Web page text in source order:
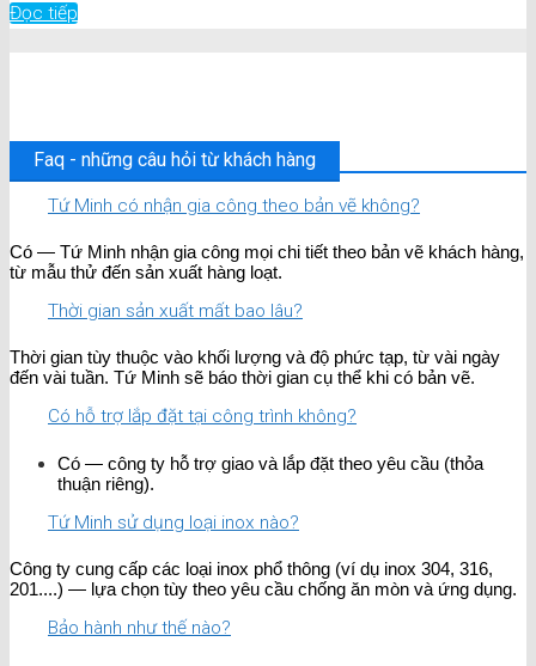
Đọc tiếp
Faq - những câu hỏi từ khách hàng
Tứ Minh có nhận gia công theo bản vẽ không?
Có — Tứ Minh nhận gia công mọi chi tiết theo bản vẽ khách hàng,
từ mẫu thử đến sản xuất hàng loạt.
Thời gian sản xuất mất bao lâu?
Thời gian tùy thuộc vào khối lượng và độ phức tạp, từ vài ngày
đến vài tuần. Tứ Minh sẽ báo thời gian cụ thể khi có bản vẽ.
Có hỗ trợ lắp đặt tại công trình không?
Có — công ty hỗ trợ giao và lắp đặt theo yêu cầu (thỏa
thuận riêng).
Tứ Minh sử dụng loại inox nào?
Công ty cung cấp các loại inox phổ thông (ví dụ inox 304, 316,
201....) — lựa chọn tùy theo yêu cầu chống ăn mòn và ứng dụng.
Bảo hành như thế nào?